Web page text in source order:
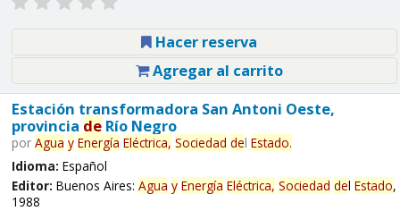
Hacer reserva
Agregar al carrito
Estación transformadora San Antoni Oeste,
provincia deRío Negro
por Agua y Energía Eléctrica, Sociedad del Estado.
Idioma: Español
Editor: Buenos Aires: Agua y Energía Eléctrica, Sociedad del Estado,
1988